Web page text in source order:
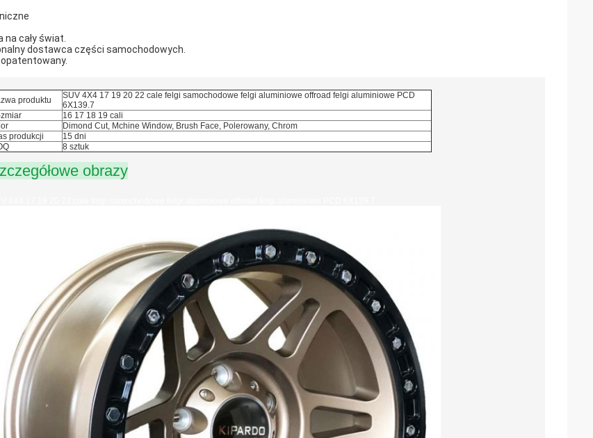
na cały świat.
dostawca części samochodowych.
produktu
SUV 4X4 17 19 20 22 cale felgi samochodowe felgi aluminiowe offroad felgi aluminiowe PCD
6X139.7
16 17 18 19 cali
Dimond Cut, Mchine Window, Brush Face, Polerowany, Chrom
produkcji
15 dni
8 sztuk
obrazy